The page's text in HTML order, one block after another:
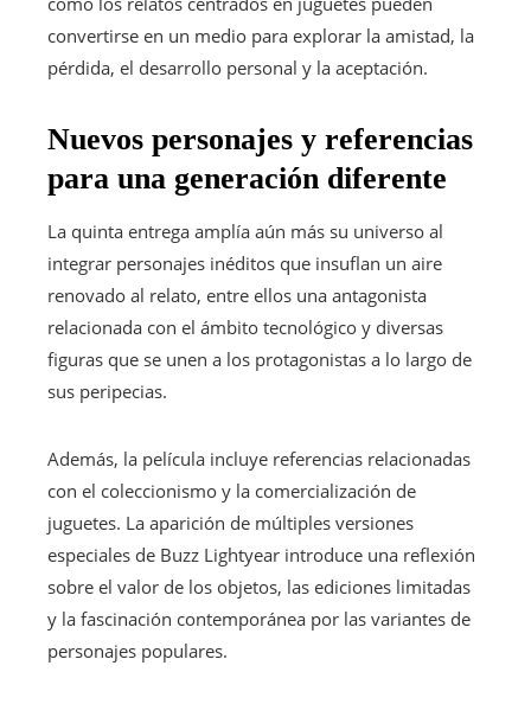
convertirse en un medio para explorar la amistad, la
pérdida, el desarrollo personal y la aceptación.
Nuevos personajes y referencias
para una generación diferente
La quinta entrega amplía aún más su universo al
integrar personajes inéditos que insuflan un aire
renovado al relato, entre ellos una antagonista
relacionada con el ámbito tecnológico y diversas
figuras que se unen a los protagonistas a lo largo de
sus peripecias.
Además, la película incluye referencias relacionadas
con el coleccionismo y la comercialización de
juguetes. La aparición de múltiples versiones
especiales de Buzz Lightyear introduce una reflexión
sobre el valor de los objetos, las ediciones limitadas
y la fascinación contemporánea por las variantes de
personajes populares.